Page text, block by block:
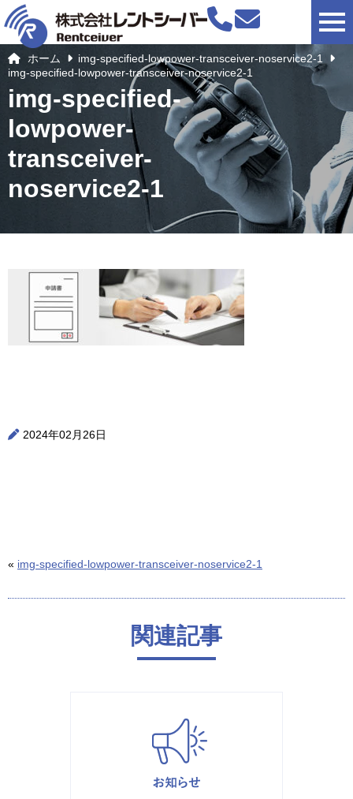
ホーム
img-specified-lowpower-transceiver-noservice2-1
img-specified-lowpower-transceiver-noservice2-1
img-specified-
lowpower-
transceiver-
noservice2-1
2024年02月26日
« img-specified-lowpower-transceiver-noservice2-1
関連記事